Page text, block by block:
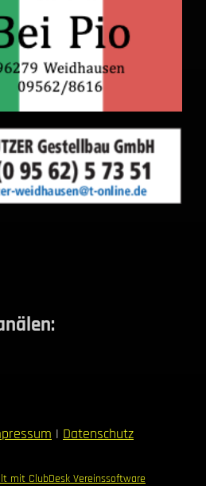
| Datenschutz
mit ClubDesk Vereinssoftware